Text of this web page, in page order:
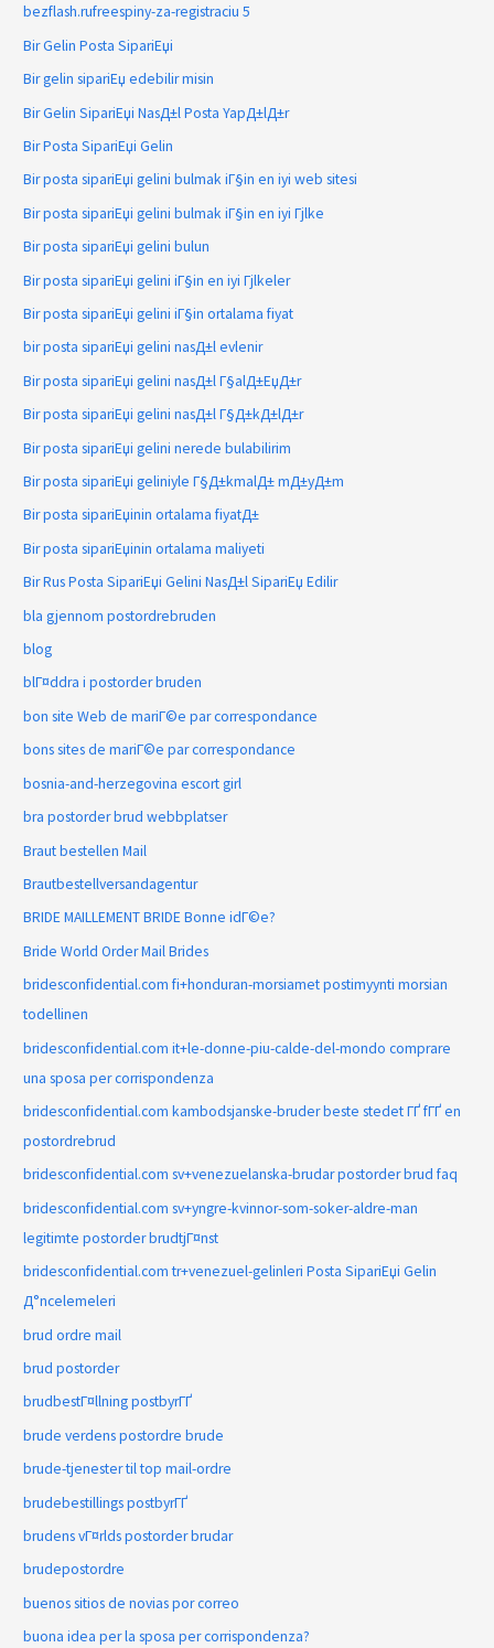
bezflash.rufreespiny-za-registraciu 5
Bir Gelin Posta SipariЕџi
Bir gelin sipariЕџ edebilir misin
Bir Gelin SipariЕџi NasД±l Posta YapД±lД±r
Bir Posta SipariЕџi Gelin
Bir posta sipariЕџi gelini bulmak iГ§in en iyi web sitesi
Bir posta sipariЕџi gelini bulmak iГ§in en iyi Гјlke
Bir posta sipariЕџi gelini bulun
Bir posta sipariЕџi gelini iГ§in en iyi Гјlkeler
Bir posta sipariЕџi gelini iГ§in ortalama fiyat
bir posta sipariЕџi gelini nasД±l evlenir
Bir posta sipariЕџi gelini nasД±l Г§alД±ЕџД±r
Bir posta sipariЕџi gelini nasД±l Г§Д±kД±lД±r
Bir posta sipariЕџi gelini nerede bulabilirim
Bir posta sipariЕџi geliniyle Г§Д±kmalД± mД±yД±m
Bir posta sipariЕџinin ortalama fiyatД±
Bir posta sipariЕџinin ortalama maliyeti
Bir Rus Posta SipariЕџi Gelini NasД±l SipariЕџ Edilir
bla gjennom postordrebruden
blog
blГ¤ddra i postorder bruden
bon site Web de mariГ©e par correspondance
bons sites de mariГ©e par correspondance
bosnia-and-herzegovina escort girl
bra postorder brud webbplatser
Braut bestellen Mail
Brautbestellversandagentur
BRIDE MAILLEMENT BRIDE Bonne idГ©e?
Bride World Order Mail Brides
bridesconfidential.com fi+honduran-morsiamet postimyynti morsian
todellinen
bridesconfidential.com it+le-donne-piu-calde-del-mondo comprare
una sposa per corrispondenza
bridesconfidential.com kambodsjanske-bruder beste stedet ГҐ fГҐ en
postordrebrud
bridesconfidential.com sv+venezuelanska-brudar postorder brud faq
bridesconfidential.com sv+yngre-kvinnor-som-soker-aldre-man
legitimte postorder brudtjГ¤nst
bridesconfidential.com tr+venezuel-gelinleri Posta SipariЕџi Gelin
Д°ncelemeleri
brud ordre mail
brud postorder
brudbestГ¤llning postbyrГҐ
brude verdens postordre brude
brude-tjenester til top mail-ordre
brudebestillings postbyrГҐ
brudens vГ¤rlds postorder brudar
brudepostordre
buenos sitios de novias por correo
buona idea per la sposa per corrispondenza?